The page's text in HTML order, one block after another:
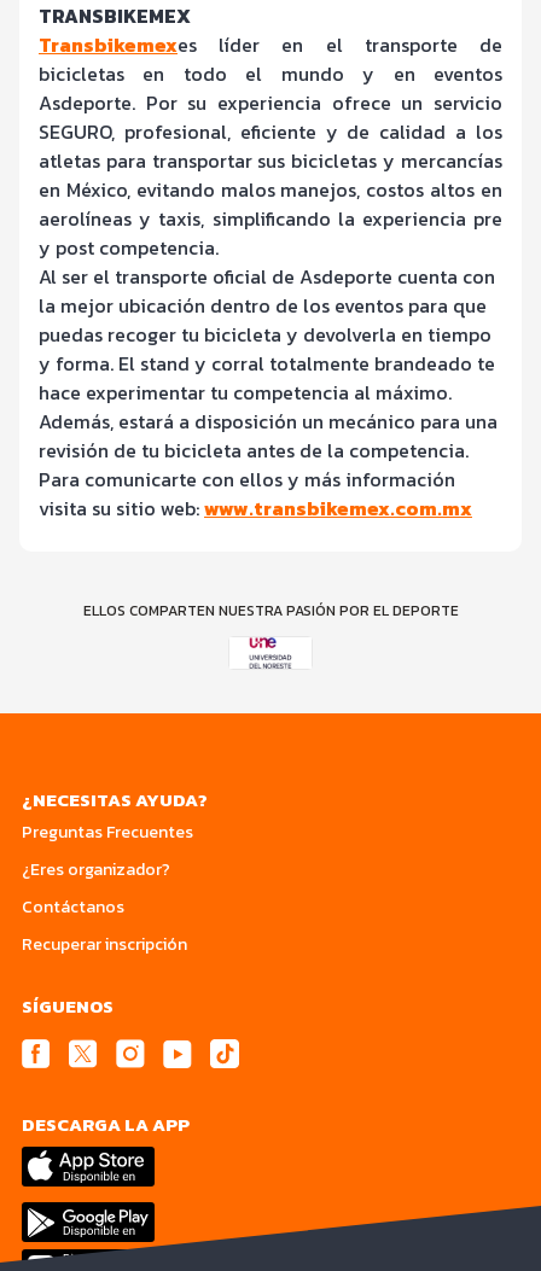
TRANSBIKEMEX
Transbikemexes líder en el transporte de
bicicletas en todo el mundo y en eventos
Asdeporte. Por su experiencia ofrece un servicio
SEGURO, profesional, eficiente y de calidad a los
atletas para transportar sus bicicletas y mercancías
en México, evitando malos manejos, costos altos en
aerolíneas y taxis, simplificando la experiencia pre
y post competencia.
Al ser el transporte oficial de Asdeporte cuenta con
la mejor ubicación dentro de los eventos para que
puedas recoger tu bicicleta y devolverla en tiempo
y forma. El stand y corral totalmente brandeado te
hace experimentar tu competencia al máximo.
Además, estará a disposición un mecánico para una
revisión de tu bicicleta antes de la competencia.
Para comunicarte con ellos y más información
visita su sitio web:www.transbikemex.com.mx
ELLOS COMPARTEN NUESTRA PASIÓN POR EL DEPORTE
¿NECESITAS AYUDA?
Preguntas Frecuentes
¿Eres organizador?
Contáctanos
Recuperar inscripción
SÍGUENOS
DESCARGA LA APP